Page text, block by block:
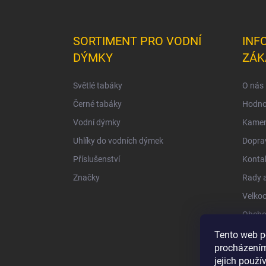
Tento web
jejich
SORTIMENT PRO VODNÍ
DÝMKY
Světlé tabáky
Černé tabáky
Vodní dýmky
Uhlíky do vodních dýmek
Příslušenství
Značky
O nás
Rady